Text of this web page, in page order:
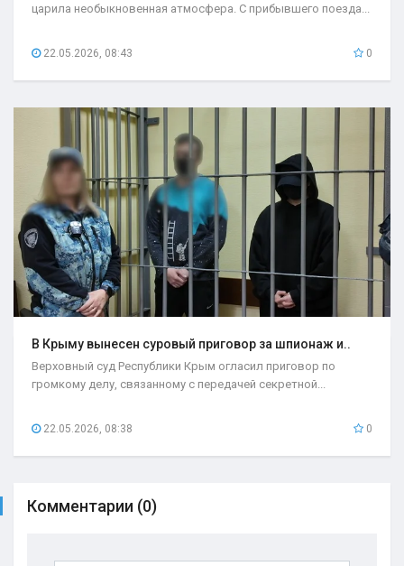
царила необыкновенная атмосфера. С прибывшего поезда...
22.05.2026, 08:43 0
В Крыму вынесен суровый приговор за шпионаж и..
Верховный суд Республики Крым огласил приговор по
громкому делу, связанному с передачей секретной...
22.05.2026, 08:38 0
Комментарии (0)